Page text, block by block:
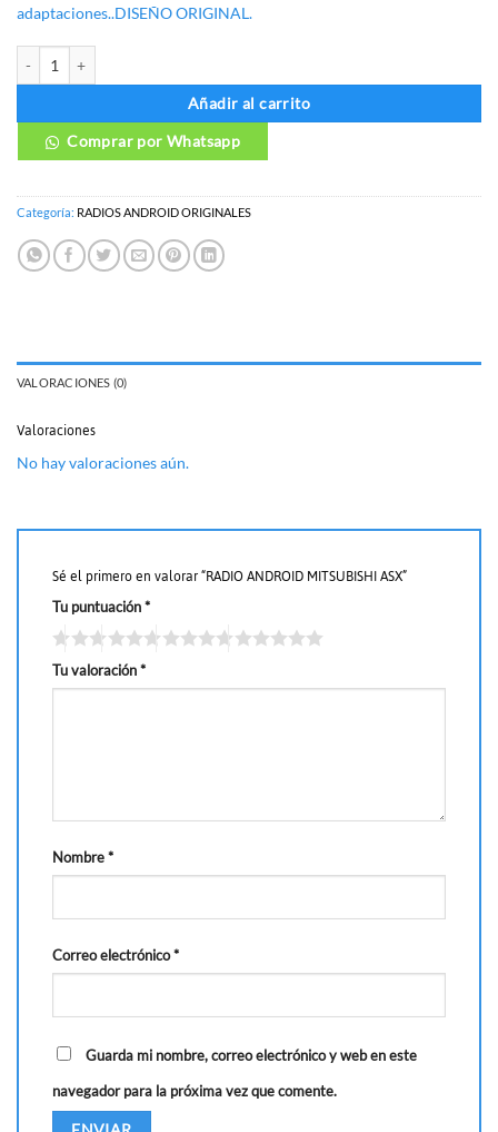
adaptaciones..DISEÑO ORIGINAL.
Añadir al carrito
Comprar por Whatsapp
Categoría: RADIOS ANDROID ORIGINALES
VALORACIONES (0)
Valoraciones
No hay valoraciones aún.
Sé el primero en valorar “RADIO ANDROID MITSUBISHI ASX”
Tu puntuación *
Tu valoración *
Nombre *
Correo electrónico*
Guarda mi nombre, correo electrónico y web en este
navegador para la próxima vez que comente.